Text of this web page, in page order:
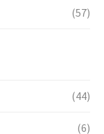
(57)
(44)
(6)